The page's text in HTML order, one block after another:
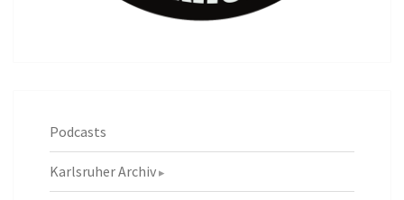
Podcasts
Karlsruher Archiv